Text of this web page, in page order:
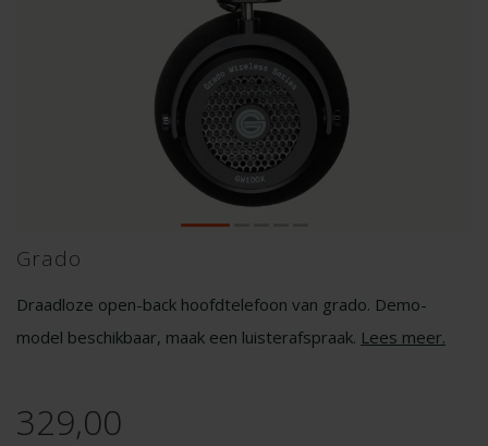
Grado
Draadloze open-back hoofdtelefoon van grado. Demo-
model beschikbaar, maak een luisterafspraak. Lees meer.
329,00